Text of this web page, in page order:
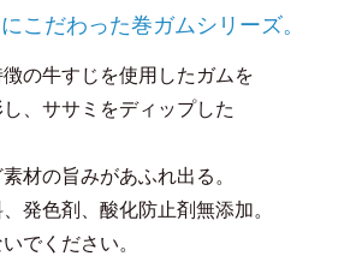
こだわった巻ガムシリーズ。
徴の牛すじを使用したガムを
、ササミをディップした
材の旨みがあふれ出る。
発色剤、酸化防止剤無添加。
でください。